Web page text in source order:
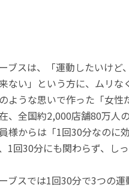
ブスは、「運動したいけ
ない」という方に、ムリな
ような思いで作った「女性
、全国約2,000店舗80万人
様からは「1回30分なのに
1回30分にも関わらず、し
ブスでは1回30分で3つの